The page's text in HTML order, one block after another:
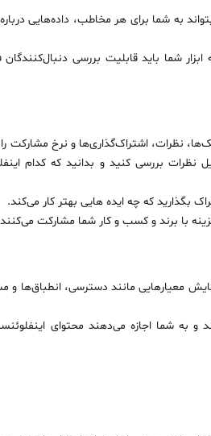
به شما برای هر مخاطب، داده‌هایی درباره
شما باید قابلیت بررسی
نظرات، اشتراک‌گذاری‌ها و نرخ مشارکت را
نظرات بررسی کنید و بدانید که کدام
بگذارید که چه ایده هایی بهتر کار می‌کند.
با برند و کسب و کار شما مشارکت
معیارهایی مانند دسترسی، انطباق‌ها و
و به شما اجازه می‌دهند محتوای